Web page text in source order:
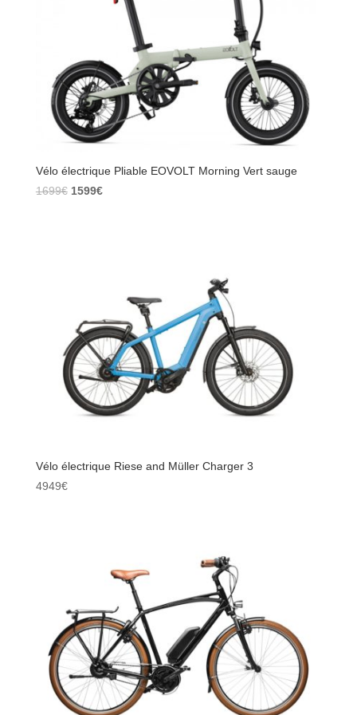
Vélo électrique Pliable EOVOLT Morning Vert sauge
1699€ Le
1599€Le
Vélo électrique Riese and Müller Charger 3
4949€